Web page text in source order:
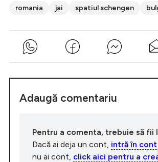
romania jai spatiul schengen
Adaugă comentariu
Pentru a comenta, trebuie să fii
Dacă ai deja un cont, intră în
nu ai cont, click aici pentru a